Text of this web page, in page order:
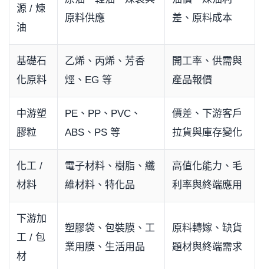
源 / 煉
油
原料供應
差、原料成本
基礎石
化原料
乙烯、丙烯、芳香
烴、EG 等
開工率、供需與
產品報價
中游塑
膠粒
PE、PP、PVC、
ABS、PS 等
價差、下游客戶
拉貨與庫存變化
化工 /
材料
電子材料、樹脂、纖
維材料、特化品
高值化能力、毛
利率與終端應用
下游加
工 / 包
材
塑膠袋、包裝膜、工
業用膜、生活用品
原料轉嫁、缺貨
題材與終端需求